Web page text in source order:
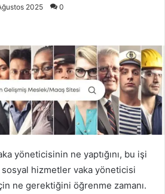
2025 0
yöneticisinin ne yaptığını, bu işi
sosyal hizmetler vaka yöneticisi
ne gerektiğini öğrenme zamanı.